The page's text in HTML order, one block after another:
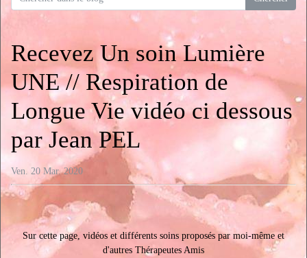
Recevez Un soin Lumière
UNE // Respiration de
Longue Vie vidéo ci dessous
par Jean PEL
Ven. 20 Mar. 2020
Sur cette page, vidéos et différents soins proposés par moi-même et
d'autres Thérapeutes Amis